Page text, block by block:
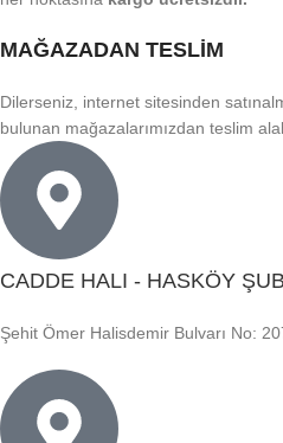
MAĞAZADAN TESLİM
Dilerseniz, internet sitesinden
bulunan mağazalarımızdan teslim
CADDE HALI - HASKÖY
Şehit Ömer Halisdemir Bulvarı No: